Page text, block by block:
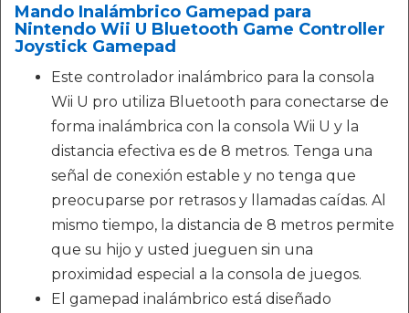
Mando Inalámbrico Gamepad para
Nintendo Wii U Bluetooth Game Controller
Joystick Gamepad
Este controlador inalámbrico para la consola
Wii U pro utiliza Bluetooth para conectarse de
forma inalámbrica con la consola Wii U y la
distancia efectiva es de 8 metros. Tenga una
señal de conexión estable y no tenga que
preocuparse por retrasos y llamadas caídas. Al
mismo tiempo, la distancia de 8 metros permite
que su hijo y usted jueguen sin una
proximidad especial a la consola de juegos.
El gamepad inalámbrico está diseñado